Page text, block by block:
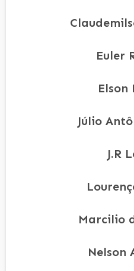
Euler
Elson
Júlio
J.R
Marcilio
Nelson